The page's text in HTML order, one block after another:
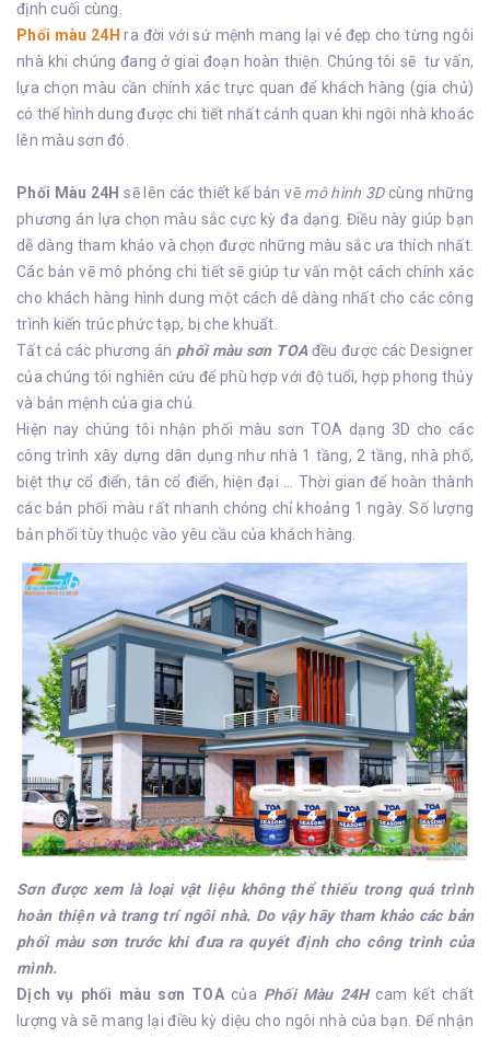
định cuối cùng.
Phối màu 24H ra đời với sứ mệnh mang lại vẻ đẹp cho từng ngôi
nhà khi chúng đang ở giai đoạn hoàn thiện. Chúng tôi sẽ tư vấn,
lựa chọn màu cần chính xác trực quan để khách hàng (gia chủ)
có thể hình dung được chi tiết nhất cảnh quan khi ngôi nhà khoác
lên màu sơn đó.
Phối Màu 24H sẽ lên các thiết kế bản vẽ mô hình 3Dcùng những
phương án lựa chọn màu sắc cực kỳ đa dạng. Điều này giúp bạn
dễ dàng tham khảo và chọn được những màu sắc ưa thích nhất.
Các bản vẽ mô phỏng chi tiết sẽ giúp tư vấn một cách chính xác
cho khách hàng hình dung một cách dễ dàng nhất cho các công
trình kiến trúc phức tạp, bị che khuất.
Tất cả các phương án phối màu sơn TOA đều được các Designer
của chúng tôi nghiên cứu để phù hợp với độ tuổi, hợp phong thủy
và bản mệnh của gia chủ.
Hiện nay chúng tôi nhận phối màu sơn TOA dạng 3D cho các
công trình xây dựng dân dụng như nhà 1 tầng, 2 tầng, nhà phố,
biệt thự cổ điển, tân cổ điển, hiện đại ... Thời gian để hoàn thành
các bản phối màu rất nhanh chóng chỉ khoảng 1 ngày. Số lượng
bản phối tùy thuộc vào yêu cầu của khách hàng.
Sơn được xem là loại vật liệu không thể thiếu trong quá trình
hoàn thiện và trang trí ngôi nhà. Do vậy hãy tham khảo các bản
phối màu sơn trước khi đưa ra quyết định cho công trình của
mình.
Dịch vụ phối màu sơn TOA của Phối Màu 24Hcam kết chất
lượng và sẽ mang lại điều kỳ diệu cho ngôi nhà của bạn. Để nhận